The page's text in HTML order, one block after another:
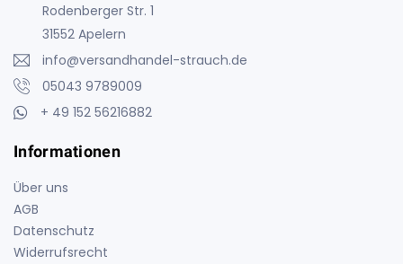
Rodenberger Str. 1
31552 Apelern
info@versandhandel-strauch.de
05043 9789009
+ 49 152 56216882
Informationen
Über uns
AGB
Datenschutz
Widerrufsrecht